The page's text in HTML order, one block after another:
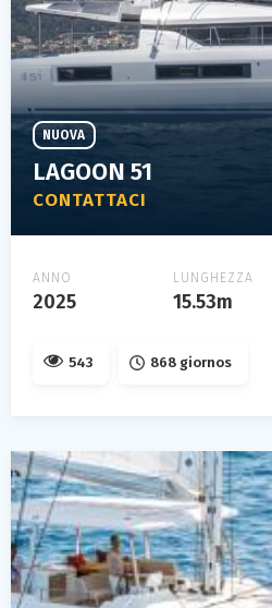
LAGOON 51
CONTATTACI
NUOVA
ANNO
2025
LUNGHEZZA
15.53m
543 868 giornos